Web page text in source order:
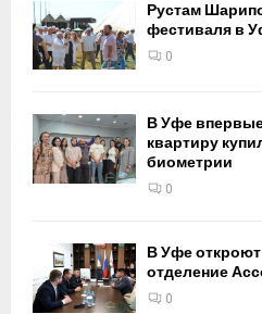
Рустам
фестиваля в
0
В Уфе
квартиру
биометрии
0
В Уфе
отделение
0